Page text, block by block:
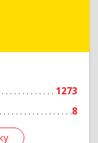
1273
8
г, Ленина пр-